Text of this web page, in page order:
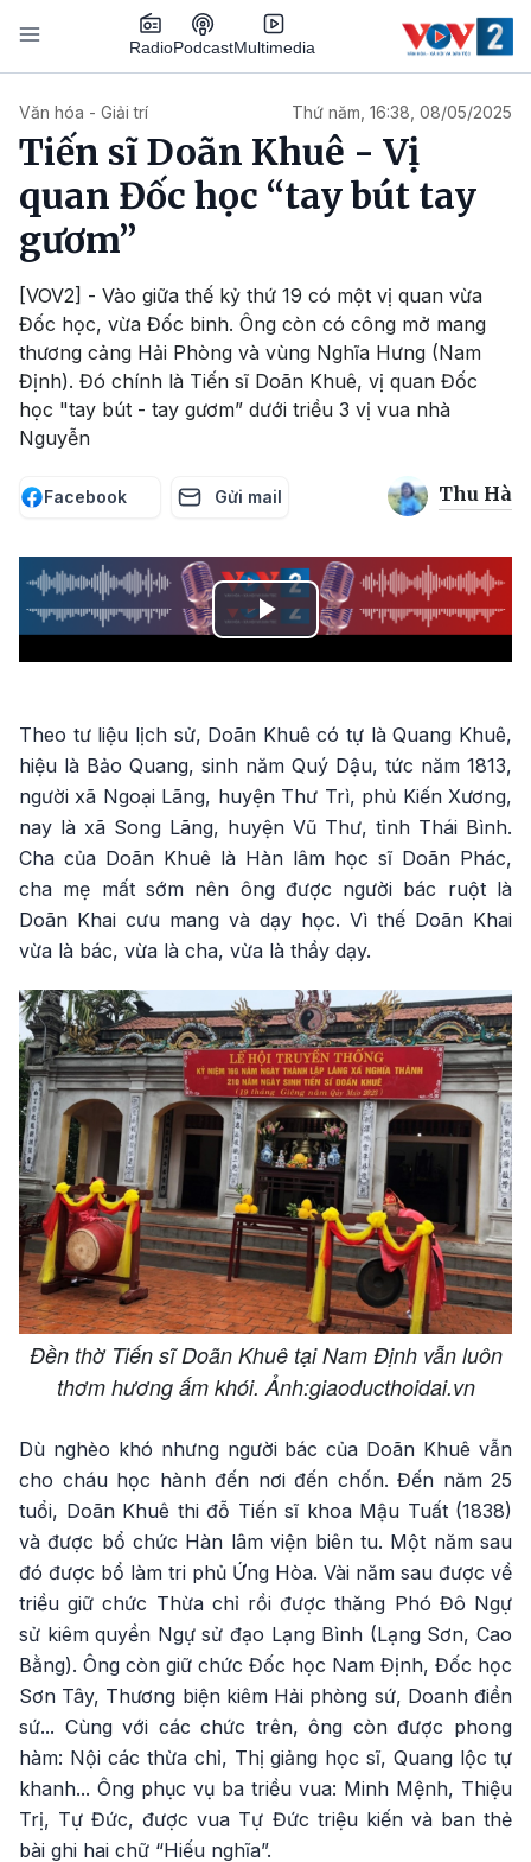
Nhảy đến nội dung
RadioPodcastMultimedia
Văn hóa - Giải trí Thứ năm, 16:38, 08/05/2025
Tiến sĩ Doãn Khuê - Vị
quan Đốc học “tay bút tay
gươm”
[VOV2] - Vào giữa thế kỷ thứ 19 có một vị quan vừa
Đốc học, vừa Đốc binh. Ông còn có công mở mang
thương cảng Hải Phòng và vùng Nghĩa Hưng (Nam
Định). Đó chính là Tiến sĩ Doãn Khuê, vị quan Đốc
học "tay bút - tay gươm” dưới triều 3 vị vua nhà
Nguyễn
Facebook Gửi mail Thu Hà
Play
Theo tư liệu lịch sử, Doãn Khuê có tự là Quang Khuê,
hiệu là Bảo Quang, sinh năm Quý Dậu, tức năm 1813,
người xã Ngoại Lãng, huyện Thư Trì, phủ Kiến Xương,
nay là xã Song Lãng, huyện Vũ Thư, tỉnh Thái Bình.
Cha của Doãn Khuê là Hàn lâm học sĩ Doãn Phác,
cha mẹ mất sớm nên ông được người bác ruột là
Doãn Khai cưu mang và dạy học. Vì thế Doãn Khai
vừa là bác, vừa là cha, vừa là thầy dạy.
Đền thờ Tiến sĩ Doãn Khuê tại Nam Định vẫn luôn
thơm hương ấm khói. Ảnh:giaoducthoidai.vn
Dù nghèo khó nhưng người bác của Doãn Khuê vẫn
cho cháu học hành đến nơi đến chốn. Đến năm 25
tuổi, Doãn Khuê thi đỗ Tiến sĩ khoa Mậu Tuất (1838)
và được bổ chức Hàn lâm viện biên tu. Một năm sau
đó được bổ làm tri phủ Ứng Hòa. Vài năm sau được về
triều giữ chức Thừa chỉ rồi được thăng Phó Đô Ngự
sử kiêm quyền Ngự sử đạo Lạng Bình (Lạng Sơn, Cao
Bằng). Ông còn giữ chức Đốc học Nam Định, Đốc học
Sơn Tây, Thương biện kiêm Hải phòng sứ, Doanh điền
sứ... Cùng với các chức trên, ông còn được phong
hàm: Nội các thừa chỉ, Thị giảng học sĩ, Quang lộc tự
khanh... Ông phục vụ ba triều vua: Minh Mệnh, Thiệu
Trị, Tự Đức, được vua Tự Đức triệu kiến và ban thẻ
bài ghi hai chữ “Hiếu nghĩa”.